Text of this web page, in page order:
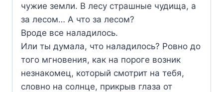
чужие земли. В лесу страшные чудища, а
за лесом… А что за лесом?
Вроде все наладилось.
Или ты думала, что наладилось? Ровно до
того мгновения, как на пороге возник
незнакомец, который смотрит на тебя,
словно на солнце, прикрыв глаза от